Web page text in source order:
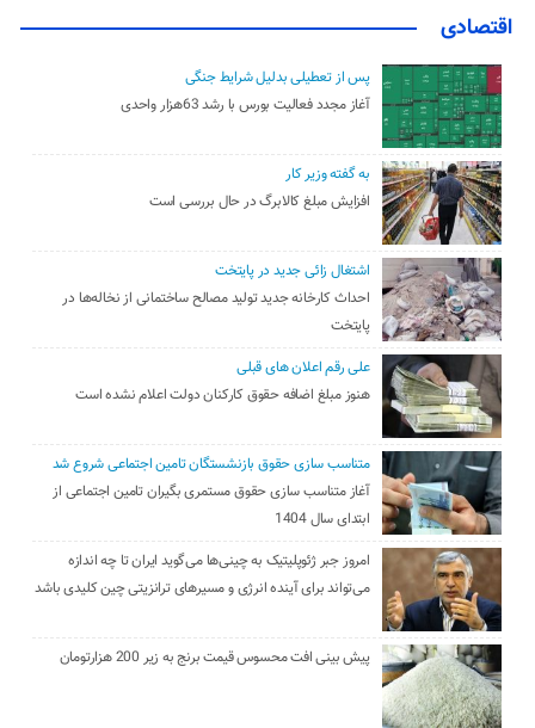
اقتصادی
پس از تعطیلی بدلیل شرایط جنگی
آغاز مجدد فعالیت بورس با رشد 63هزار واحدی
به گفته وزیر کار
افزایش مبلغ کالابرگ در حال بررسی است
اشتغال زائی جدید در پایتخت
احداث کارخانه جدید تولید مصالح ساختمانی از نخاله‌ها در
پایتخت
علی رقم اعلان های قبلی
هنوز مبلغ اضافه حقوق کارکنان دولت اعلام نشده است
متناسب سازی حقوق بازنشستگان تامین اجتماعی شروع شد
آغاز متناسب سازی حقوق مستمری بگیران تامین اجتماعی از
ابتدای سال 1404
امروز جبر ژئوپلیتیک به چینی‌ها می‌گوید ایران تا چه اندازه
می‌تواند برای آینده انرژی و مسیرهای ترانزیتی چین کلیدی باشد
پیش بینی افت محسوس قیمت برنج به زیر 200 هزارتومان